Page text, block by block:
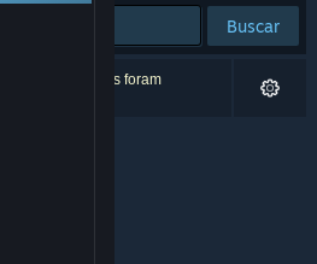
Buscar
busca. 4 títulos foram
preferências.